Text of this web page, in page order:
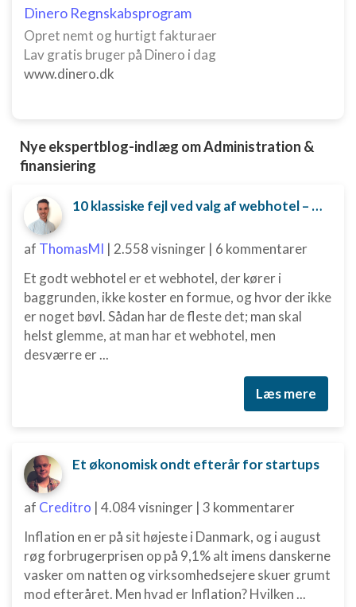
Dinero Regnskabsprogram
Opret nemt og hurtigt fakturaer
Lav gratis bruger på Dinero i dag
www.dinero.dk
Nye ekspertblog-indlæg om Administration &
finansiering
10 klassiske fejl ved valg af webhotel – og hvordan du undgår dem
af ThomasMI | 2.558 visninger | 6 kommentarer
Et godt webhotel er et webhotel, der kører i
baggrunden, ikke koster en formue, og hvor der ikke
er noget bøvl. Sådan har de fleste det; man skal
helst glemme, at man har et webhotel, men
desværre er ...
Læs mere
Et økonomisk ondt efterår for startups
af Creditro | 4.084 visninger | 3 kommentarer
Inflation en er på sit højeste i Danmark, og i august
røg forbrugerprisen op på 9,1% alt imens danskerne
vasker om natten og virksomhedsejere skuer grumt
mod efteråret. Men hvad er Inflation? Hvilken ...